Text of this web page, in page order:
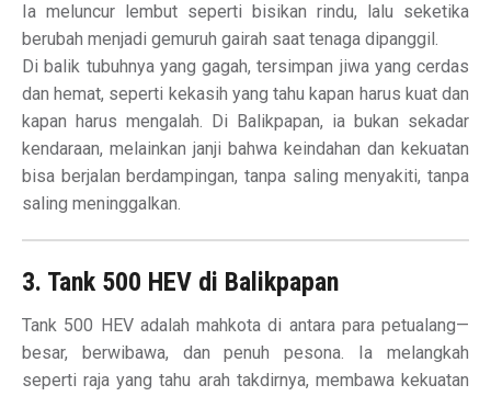
Ia meluncur lembut seperti bisikan rindu, lalu seketika
berubah menjadi gemuruh gairah saat tenaga dipanggil.
Di balik tubuhnya yang gagah, tersimpan jiwa yang cerdas
dan hemat, seperti kekasih yang tahu kapan harus kuat dan
kapan harus mengalah. Di Balikpapan, ia bukan sekadar
kendaraan, melainkan janji bahwa keindahan dan kekuatan
bisa berjalan berdampingan, tanpa saling menyakiti, tanpa
saling meninggalkan.
3. Tank 500 HEV di Balikpapan
Tank 500 HEV adalah mahkota di antara para petualang—
besar, berwibawa, dan penuh pesona. Ia melangkah
seperti raja yang tahu arah takdirnya, membawa kekuatan